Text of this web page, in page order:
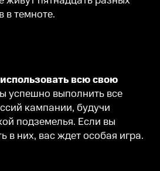
в темноте.
всю свою
успешно выполнить все
кампании, будучи
подземелья. Если вы
в них, вас ждет особая игра.